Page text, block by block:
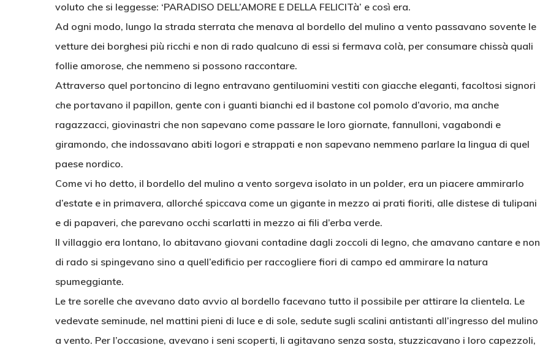
voluto che si leggesse: ‘PARADISO DELL’AMORE E DELLA FELICITà’ e così era.
Ad ogni modo, lungo la strada sterrata che menava al bordello del mulino a vento passavano sovente le
vetture dei borghesi più ricchi e non di rado qualcuno di essi si fermava colà, per consumare chissà quali
follie amorose, che nemmeno si possono raccontare.
Attraverso quel portoncino di legno entravano gentiluomini vestiti con giacche eleganti, facoltosi signori
che portavano il papillon, gente con i guanti bianchi ed il bastone col pomolo d’avorio, ma anche
ragazzacci, giovinastri che non sapevano come passare le loro giornate, fannulloni, vagabondi e
giramondo, che indossavano abiti logori e strappati e non sapevano nemmeno parlare la lingua di quel
paese nordico.
Come vi ho detto, il bordello del mulino a vento sorgeva isolato in un polder, era un piacere ammirarlo
d’estate e in primavera, allorché spiccava come un gigante in mezzo ai prati fioriti, alle distese di tulipani
e di papaveri, che parevano occhi scarlatti in mezzo ai fili d’erba verde.
Il villaggio era lontano, lo abitavano giovani contadine dagli zoccoli di legno, che amavano cantare e non
di rado si spingevano sino a quell’edificio per raccogliere fiori di campo ed ammirare la natura
spumeggiante.
Le tre sorelle che avevano dato avvio al bordello facevano tutto il possibile per attirare la clientela. Le
vedevate seminude, nel mattini pieni di luce e di sole, sedute sugli scalini antistanti all’ingresso del mulino
a vento. Per l’occasione, avevano i seni scoperti, li agitavano senza sosta, stuzzicavano i loro capezzoli,